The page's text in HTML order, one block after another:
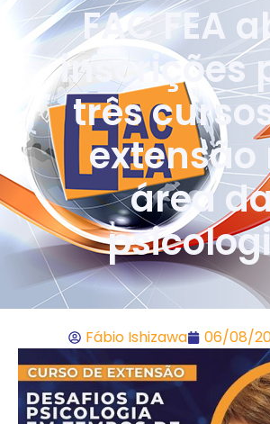
FAC FEA
inscrições
três
extensão
área
Fábio Ishizawa 06/08/